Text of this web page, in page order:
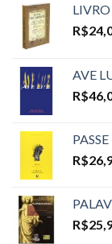
R$
AVE
R$
R$
R$